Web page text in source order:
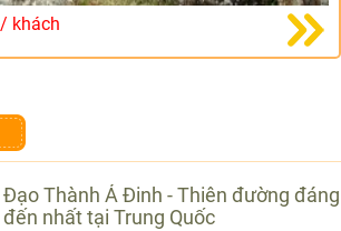
/ khách
Đạo Thành Á Đinh - Thiên đường đáng
đến nhất tại Trung Quốc